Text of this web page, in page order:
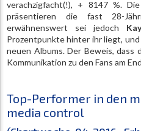
verachzigfacht(!), + 8147 %.
präsentieren die fast 28-
erwähnenswert sei jedoch
Prozentpunkte hinter ihr liegt,
neuen Albums. Der Beweis,
Kommunikation zu den Fans am
Top-Performer in den
media control